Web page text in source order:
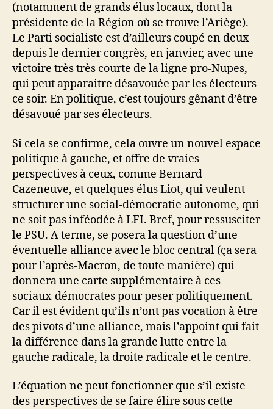
(notamment de grands élus locaux, dont la
présidente de la Région où se trouve l’Ariège).
Le Parti socialiste est d’ailleurs coupé en deux
depuis le dernier congrès, en janvier, avec une
victoire très très courte de la ligne pro-Nupes,
qui peut apparaitre désavouée par les électeurs
ce soir. En politique, c’est toujours gênant d’être
désavoué par ses électeurs.
Si cela se confirme, cela ouvre un nouvel espace
politique à gauche, et offre de vraies
perspectives à ceux, comme Bernard
Cazeneuve, et quelques élus Liot, qui veulent
structurer une social-démocratie autonome, qui
ne soit pas inféodée à LFI. Bref, pour ressusciter
le PSU. A terme, se posera la question d’une
éventuelle alliance avec le bloc central (ça sera
pour l’après-Macron, de toute manière) qui
donnera une carte supplémentaire à ces
sociaux-démocrates pour peser politiquement.
Car il est évident qu’ils n’ont pas vocation à être
des pivots d’une alliance, mais l’appoint qui fait
la différence dans la grande lutte entre la
gauche radicale, la droite radicale et le centre.
L’équation ne peut fonctionner que s’il existe
des perspectives de se faire élire sous cette